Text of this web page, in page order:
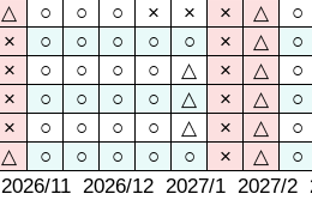
△ ○ ○ ○ × × × △
○
× ○ ○ ○ ○ ○ × △
○
× ○ ○ ○ ○ △ × △
○
× ○ ○ ○ ○ △ × △
○
× ○ ○ ○ ○ △ × △
○
△ ○ ○ ○ ○ ○ × △
○
2026/11 2026/12 2027/1 2027/2